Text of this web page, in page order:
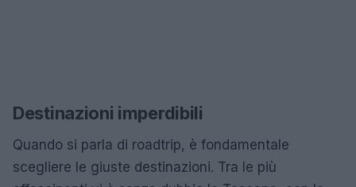
Destinazioni imperdibili
Quando si parla di roadtrip, è fondamentale
scegliere le giuste destinazioni. Tra le più